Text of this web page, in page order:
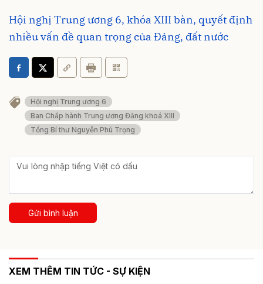
Hội nghị Trung ương 6, khóa XIII bàn, quyết định
nhiều vấn đề quan trọng của Đảng, đất nước
Hội nghị Trung ương 6
Ban Chấp hành Trung ương Đảng khoá XIII
Tổng Bí thư Nguyễn Phú Trọng
Gửi bình luận
XEM THÊM TIN TỨC - SỰ KIỆN